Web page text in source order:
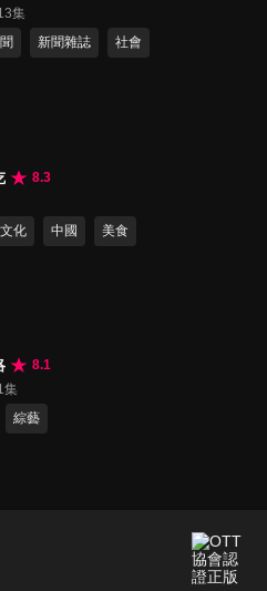
集
新聞雜誌 社會
8.3
文化 中國 美食
8.1
集
綜藝